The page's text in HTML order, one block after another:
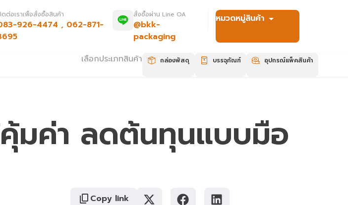
ต่อเราเพื่อสั่งซื้อสินค้า
926-4474 , 062-871-
สั่งซื้อผ่าน Line OA
@bkk-
packaging
หมวดหมู่สินค้า
เลือกประเภทสินค้า กล่องพัสดุ บรรจุภัณฑ์ อุปกรณ์แพ็คสินค้า
มค่า ลดต้นทุนแบบมือ
Copy link